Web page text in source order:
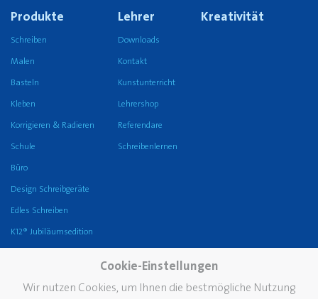
Produkte
Schreiben
Malen
Basteln
Kleben
Korrigieren & Radieren
Schule
Büro
Design Schreibgeräte
Edles Schreiben
K12® Jubiläumsedition
Lehrer
Downloads
Kontakt
Kunstunterricht
Lehrershop
Referendare
Schreibenlernen
Kreativität
Die Marke Pelikan
Karriere
FAQ
Cookie-Einstellungen
Wir nutzen Cookies, um Ihnen die bestmögliche Nutzung